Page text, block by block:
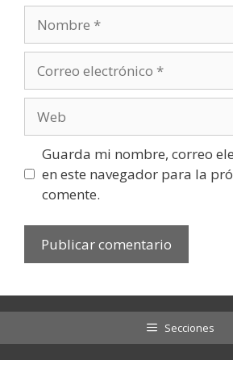
electrónico
Guarda mi nombre, correo
en este navegador para la
comente.
Secciones